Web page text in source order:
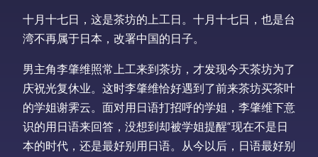
十月十七日，这是茶坊的上工日。十月十七日，也是台
湾不再属于日本，改署中国的日子。
男主角李肇维照常上工来到茶坊，才发现今天茶坊为了
庆祝光复休业。这时李肇维恰好遇到了前来茶坊买茶叶
的学姐谢霁云。面对用日语打招呼的学姐，李肇维下意
识的用日语来回答，没想到却被学姐提醒“现在不是日
本的时代，还是最好别用日语。从今以后，日语最好别